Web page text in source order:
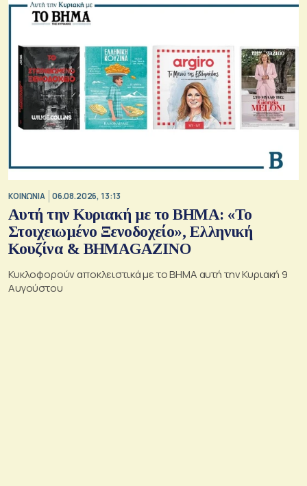
ΚΟΙΝΩΝΙΑ 06.08.2026, 13:13
Αυτή την Κυριακή με το ΒΗΜΑ: «Το
Στοιχειωμένο Ξενοδοχείο», Ελληνική
Κουζίνα & ΒΗΜΑGAZINO
Κυκλοφορούν αποκλειστικά με το ΒΗΜΑ αυτή την Κυριακή 9
Αυγούστου